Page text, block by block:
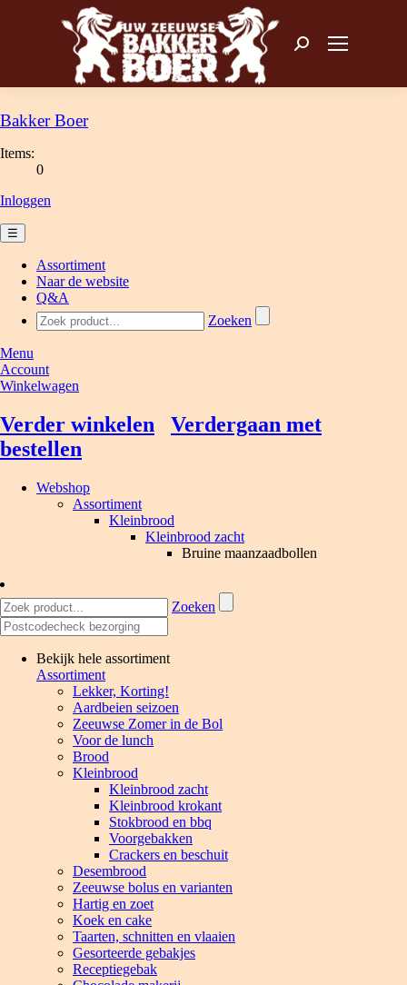
Zoeken: